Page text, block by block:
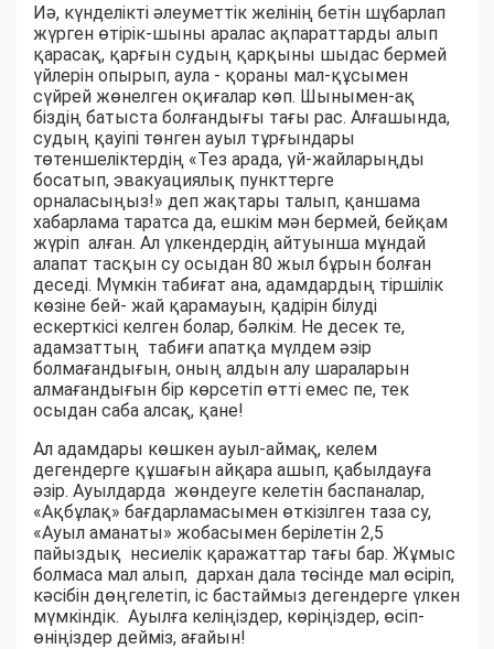
Иә, күнделікті әлеуметтік желінің бетін шұбарлап
жүрген өтірік-шыны аралас ақпараттарды алып
қарасақ, қарғын судың қарқыны шыдас бермей
үйлерін опырып, аула - қораны мал-құсымен
сүйрей жөнелген оқиғалар көп. Шынымен-ақ
біздің батыста болғандығы тағы рас. Алғашында,
судың қауіпі төнген ауыл тұрғындары
төтеншеліктердің «Тез арада, үй-жайларыңды
босатып, эвакуациялық пункттерге
орналасыңыз!» деп жақтары талып, қаншама
хабарлама таратса да, ешкім мән бермей, бейқам
жүріп алған. Ал үлкендердің айтуынша мұндай
алапат тасқын су осыдан 80 жыл бұрын болған
деседі. Мүмкін табиғат ана, адамдардың тіршілік
көзіне бей- жай қарамауын, қадірін білуді
ескерткісі келген болар, бәлкім. Не десек те,
адамзаттың табиғи апатқа мүлдем әзір
болмағандығын, оның алдын алу шараларын
алмағандығын бір көрсетіп өтті емес пе, тек
осыдан саба алсақ, қане!
Ал адамдары көшкен ауыл-аймақ, келем
дегендерге құшағын айқара ашып, қабылдауға
әзір. Ауылдарда жөндеуге келетін баспаналар,
«Ақбұлақ» бағдарламасымен өткізілген таза су,
«Ауыл аманаты» жобасымен берілетін 2,5
пайыздық несиелік қаражаттар тағы бар. Жұмыс
болмаса мал алып, дархан дала төсінде мал өсіріп,
кәсібін дөңгелетіп, іс бастаймыз дегендерге үлкен
мүмкіндік. Ауылға келіңіздер, көріңіздер, өсіп-
өніңіздер дейміз, ағайын!